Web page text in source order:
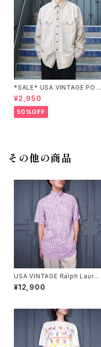
*SALE* USA VINTAGE POC
KET DESIGN SHIRT/アメリカ
古着ポケットデザインシャツ
¥2,950
50%OFF
その他の商品
USA VINTAGE Ralph Laure
n CHECK PATTERNED HOR
SE EMBROIDERY LINEN HA
刺繍リネン半袖ボタンダウンシ
¥12,900